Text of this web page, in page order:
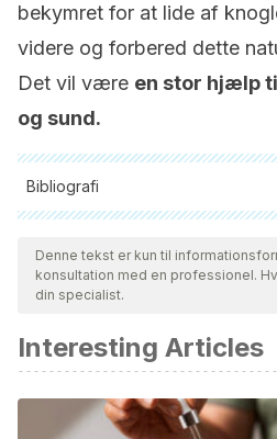
bekymret for at lide af
videre og forbered dette
Det vil være en stor hjælp
og sund.
Bibliografi
Alle citerede kilder blev grundigt
for at sikre deres kvalitet,
Bibliografien i denne artikel blev
Moskowitz RW, “Role of
joint disease”,Semin Arthritis
Denne tekst er kun til
konsultation med en professionel.
din specialist.
Interesting Articles